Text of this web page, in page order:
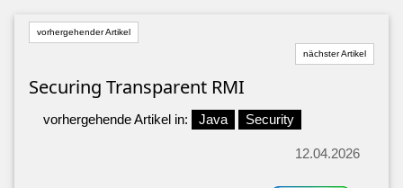
vorhergehender Artikel
nächster Artikel
Securing Transparent RMI
vorhergehende Artikel in: Java Security
12.04.2026